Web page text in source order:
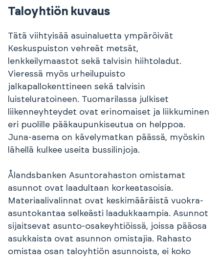
Taloyhtiön kuvaus
Tätä viihtyisää asuinaluetta ympäröivät
Keskuspuiston vehreät metsät,
lenkkeilymaastot sekä talvisin hiihtoladut.
Vieressä myös urheilupuisto
jalkapallokenttineen sekä talvisin
luisteluratoineen. Tuomarilassa julkiset
liikenneyhteydet ovat erinomaiset ja liikkuminen
eri puolille pääkaupunkiseutua on helppoa.
Juna-asema on kävelymatkan päässä, myöskin
lähellä kulkee useita bussilinjoja.
Ålandsbanken Asuntorahaston omistamat
asunnot ovat laadultaan korkeatasoisia.
Materiaalivalinnat ovat keskimääräistä vuokra-
asuntokantaa selkeästi laadukkaampia. Asunnot
sijaitsevat asunto-osakeyhtiöissä, joissa pääosa
asukkaista ovat asunnon omistajia. Rahasto
omistaa osan taloyhtiön asunnoista, ei koko